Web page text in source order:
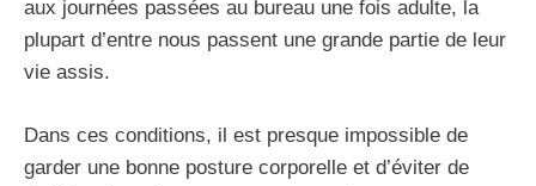
aux journées passées au bureau une fois adulte, la
plupart d’entre nous passent une grande partie de leur
vie assis.
Dans ces conditions, il est presque impossible de
garder une bonne posture corporelle et d’éviter de